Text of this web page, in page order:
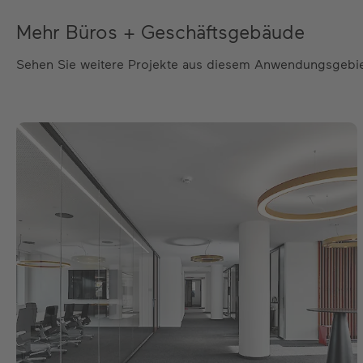
Mehr Büros + Geschäftsgebäude
Sehen Sie weitere Projekte aus diesem